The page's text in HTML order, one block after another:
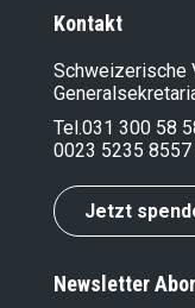
Kontakt
Schweizerische
Tel.031 300 58
0023 5235 8557
Jetzt
Newsletter